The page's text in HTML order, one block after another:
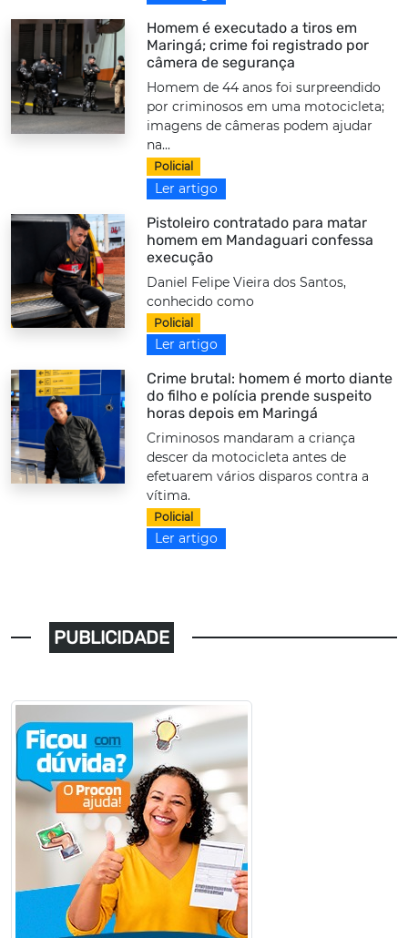
Homem é executado a tiros em
Maringá; crime foi registrado por
câmera de segurança
Homem de 44 anos foi surpreendido
por criminosos em uma motocicleta;
imagens de câmeras podem ajudar
na...
Policial
Ler artigo
Pistoleiro contratado para matar
homem em Mandaguari confessa
execução
Daniel Felipe Vieira dos Santos,
conhecido como
Policial
Ler artigo
Crime brutal: homem é morto diante
do filho e polícia prende suspeito
horas depois em Maringá
Criminosos mandaram a criança
descer da motocicleta antes de
efetuarem vários disparos contra a
vítima.
Policial
Ler artigo
PUBLICIDADE